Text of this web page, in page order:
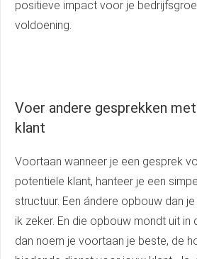
positieve impact voor je
voldoening.
Voer andere gesprekken
klant
Voortaan wanneer je een gesprek
potentiële klant, hanteer je een
structuur. Een ándere opbouw dan
ik zeker. En die opbouw mondt uit in
dan noem je voortaan je beste, de